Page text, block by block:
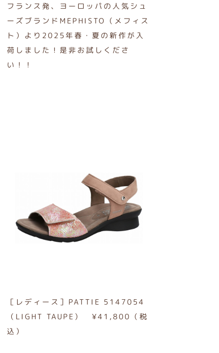
フランス発、ヨーロッパの人気シュ
ーズブランドMEPHISTO（メフィス
ト）より2025年春・夏の新作が入
荷しました！是非お試しくださ
い！！
［レディース］PATTIE 5147054
（LIGHT TAUPE） ¥41,800（税
込）